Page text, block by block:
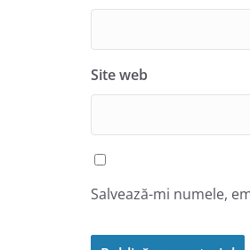
Site web
Salvează-mi numele,